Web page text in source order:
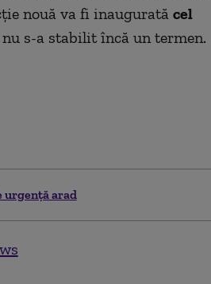
nouă va fi inaugurată cel
nu s-a stabilit încă un termen.
urgenţă arad